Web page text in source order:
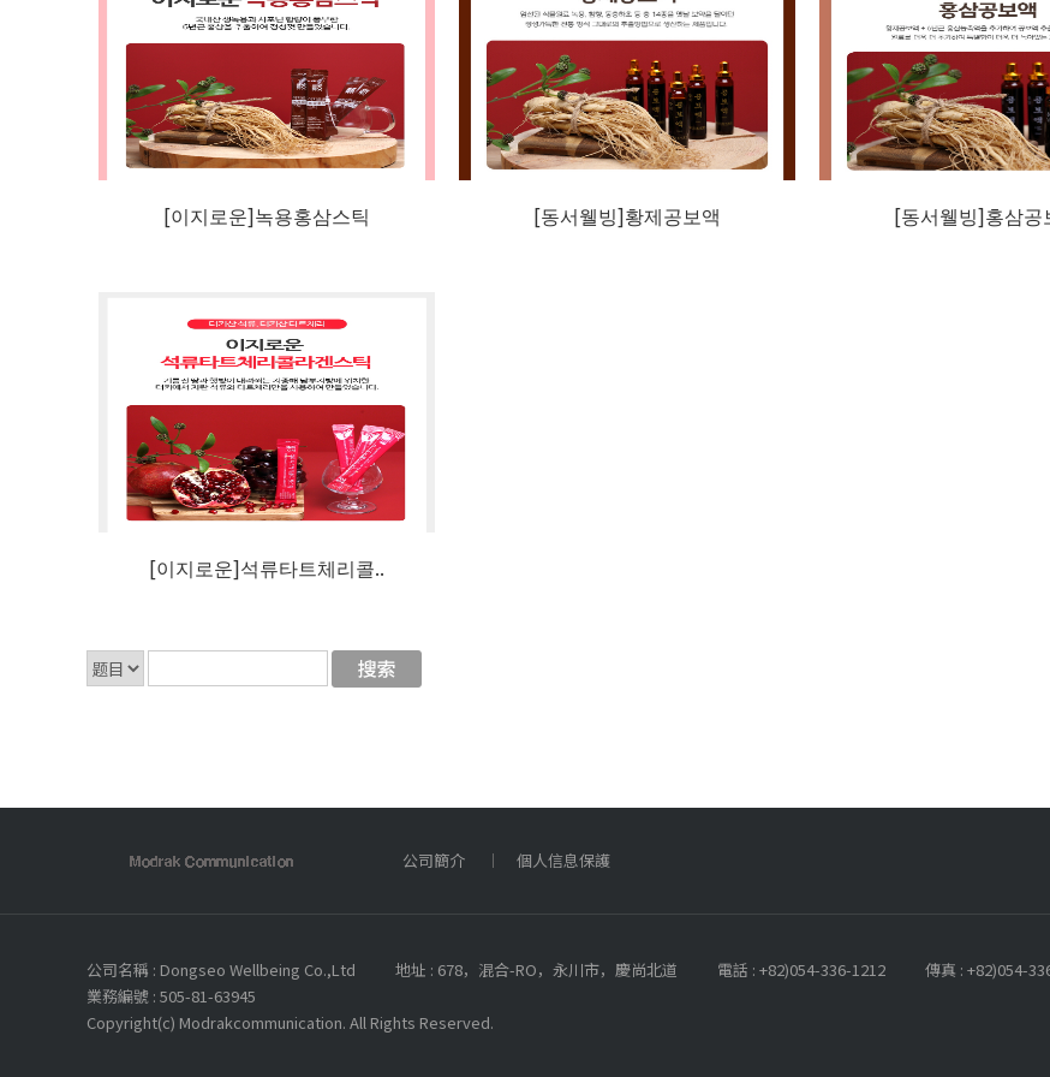
[이지로운]녹용홍삼스틱 [동서웰빙]황제공보액 [동서웰빙]홍삼공
[이지로운]석류타트체리콜..
公司簡介 個人信息保護
公司名稱 : Dongseo Wellbeing Co.,Ltd 地址 : 678，混合-RO，永川市，慶尚北道 電話 : +82)054-336-1212
傳真 : +82)054-
業務編號 : 505-81-63945
Copyright(c) Modrakcommunication. All Rights Reserved.